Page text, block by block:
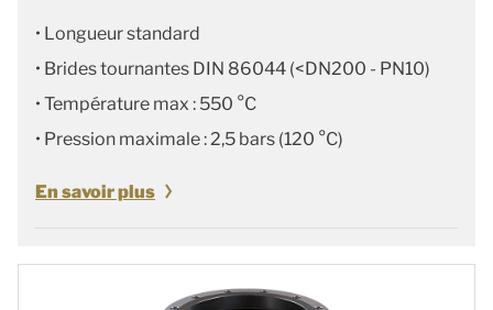
• Longueur standard
• Brides tournantes DIN 86044 (<DN200 - PN10)
• Température max : 550 °C
• Pression maximale : 2,5 bars (120 °C)
En savoir plus